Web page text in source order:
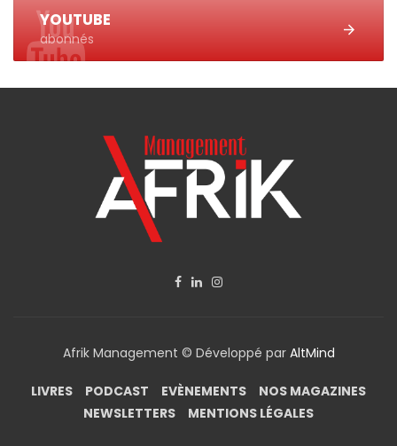
YOUTUBE
abonnés
Afrik Management © Développé par AltMind
LIVRES PODCAST EVÈNEMENTS
NOS MAGAZINES
NEWSLETTERS
MENTIONS LÉGALES